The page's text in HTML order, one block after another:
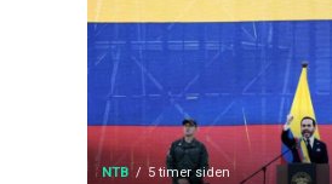
NTB 5 timer siden